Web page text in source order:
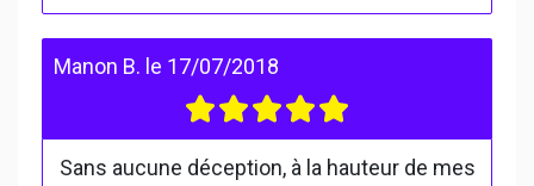
Manon B. le 17/07/2018
Sans aucune déception, à la hauteur de mes